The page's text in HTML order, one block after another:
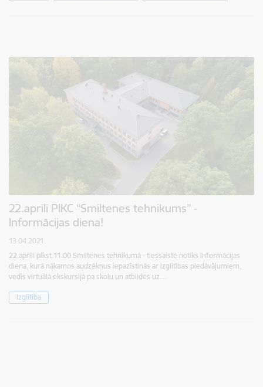
22.aprīlī PIKC “Smiltenes tehnikums” -
Informācijas diena!
13.04.2021.
22.aprīlī plkst.11.00 Smiltenes tehnikumā - tiešsaistē notiks Informācijas
diena, kurā nākamos audzēkņus iepazīstinās ar izglītības piedāvājumiem,
vedīs virtuālā ekskursijā pa skolu un atbildēs uz…
Izglītība